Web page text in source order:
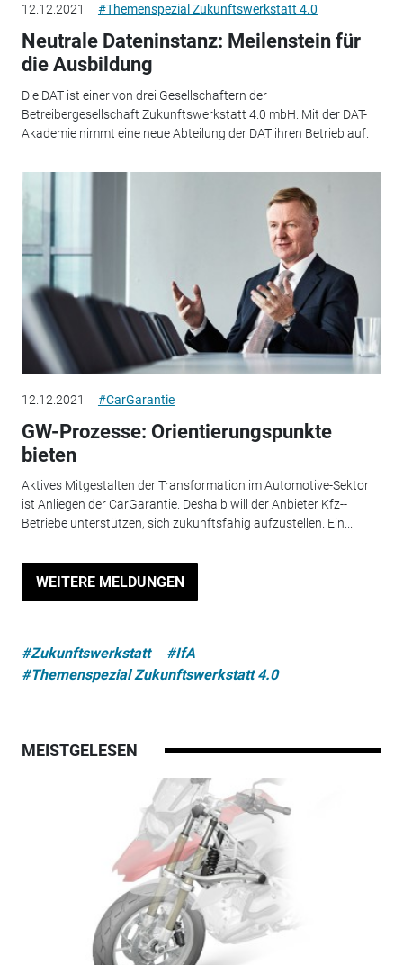
12.12.2021 #Themenspezial Zukunftswerkstatt 4.0
Neutrale Dateninstanz: Meilenstein für
die Ausbildung
Die DAT ist einer von drei Gesellschaftern der
Betreibergesellschaft Zukunftswerkstatt 4.0 mbH. Mit der DAT-
Akademie nimmt eine neue Abteilung der DAT ihren Betrieb auf.
12.12.2021 #CarGarantie
GW-Prozesse: Orientierungspunkte
bieten
Aktives Mitgestalten der Transformation im Automotive-Sektor
ist Anliegen der CarGarantie. Deshalb will der Anbieter Kfz-­
Betriebe unterstützen, sich zukunftsfähig ­aufzustellen. Ein...
WEITERE MELDUNGEN
#Zukunftswerkstatt
#IfA
#Themenspezial Zukunftswerkstatt 4.0
MEISTGELESEN